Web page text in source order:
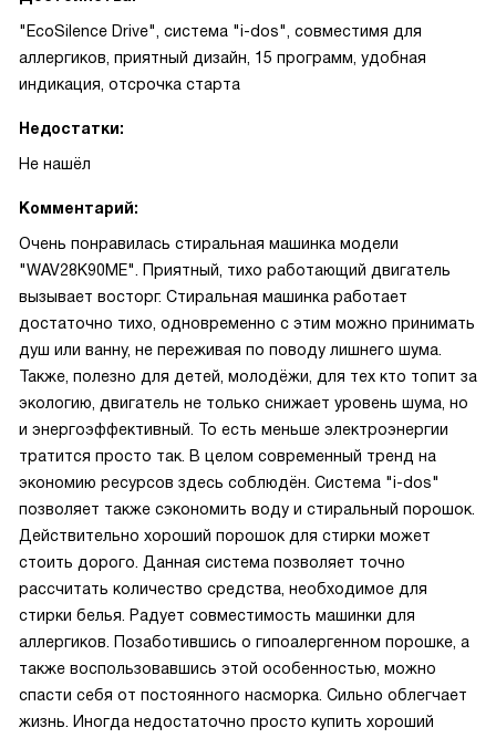
"EcoSilence Drive", система "i-dos", совместимя для
аллергиков, приятный дизайн, 15 программ, удобная
индикация, отсрочка старта
Недостатки:
Не нашёл
Комментарий:
Очень понравилась стиральная машинка модели
"WAV28K90ME". Приятный, тихо работающий двигатель
вызывает восторг. Стиральная машинка работает
достаточно тихо, одновременно с этим можно принимать
душ или ванну, не переживая по поводу лишнего шума.
Также, полезно для детей, молодёжи, для тех кто топит за
экологию, двигатель не только снижает уровень шума, но
и энергоэффективный. То есть меньше электроэнергии
тратится просто так. В целом современный тренд на
экономию ресурсов здесь соблюдён. Система "i-dos"
позволяет также сэкономить воду и стиральный порошок.
Действительно хороший порошок для стирки может
стоить дорого. Данная система позволяет точно
рассчитать количество средства, необходимое для
стирки белья. Радует совместимость машинки для
аллергиков. Позаботившись о гипоалергенном порошке, а
также воспользовавшись этой особенностью, можно
спасти себя от постоянного насморка. Сильно облегчает
жизнь. Иногда недостаточно просто купить хороший